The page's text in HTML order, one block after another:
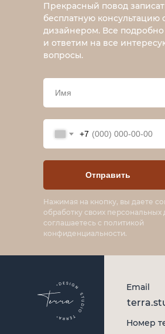
+7
Отправить
Прекрасный повод
бесплатную консультацию
дизайнером. Все
и ответим на все
вопросы.
Нажимая на кнопку, вы даете
обработку своих персональных
соглашаетесь с политикой
конфиденциальности.
Email
Номер